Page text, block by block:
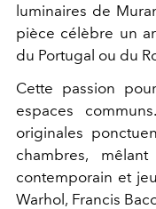
luminaires de
pièce célèbre un
du Portugal ou du
Cette passion
espaces
originales
chambres,
contemporain et
Warhol, Francis